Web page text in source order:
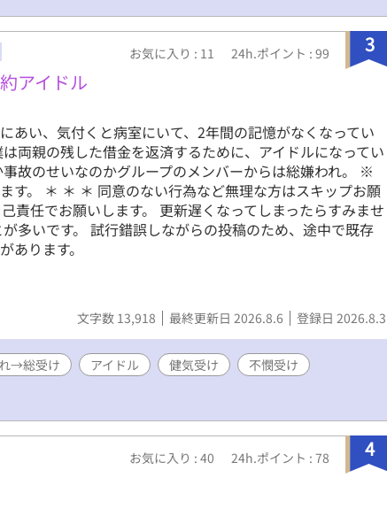
3
お気に入り : 11 24h.ポイント : 99
アイドル
あい、気付くと病室にいて、2年間の記憶がなくなってい
両親の残した借金を返済するために、アイドルになってい
故のせいなのかグループのメンバーからは総嫌われ。 ※
す。 ＊ ＊ ＊ 同意のない行為など無理な方はスキップお願
責任でお願いします。 更新遅くなってしまったらすみませ
多いです。 試行錯誤しながらの投稿のため、途中で既存
あります。
文字数 13,918 最終更新日 2026.8.6 登録日 2026.8.3
→総受け アイドル 健気受け
不憫受け
4
お気に入り : 40 24h.ポイント : 78